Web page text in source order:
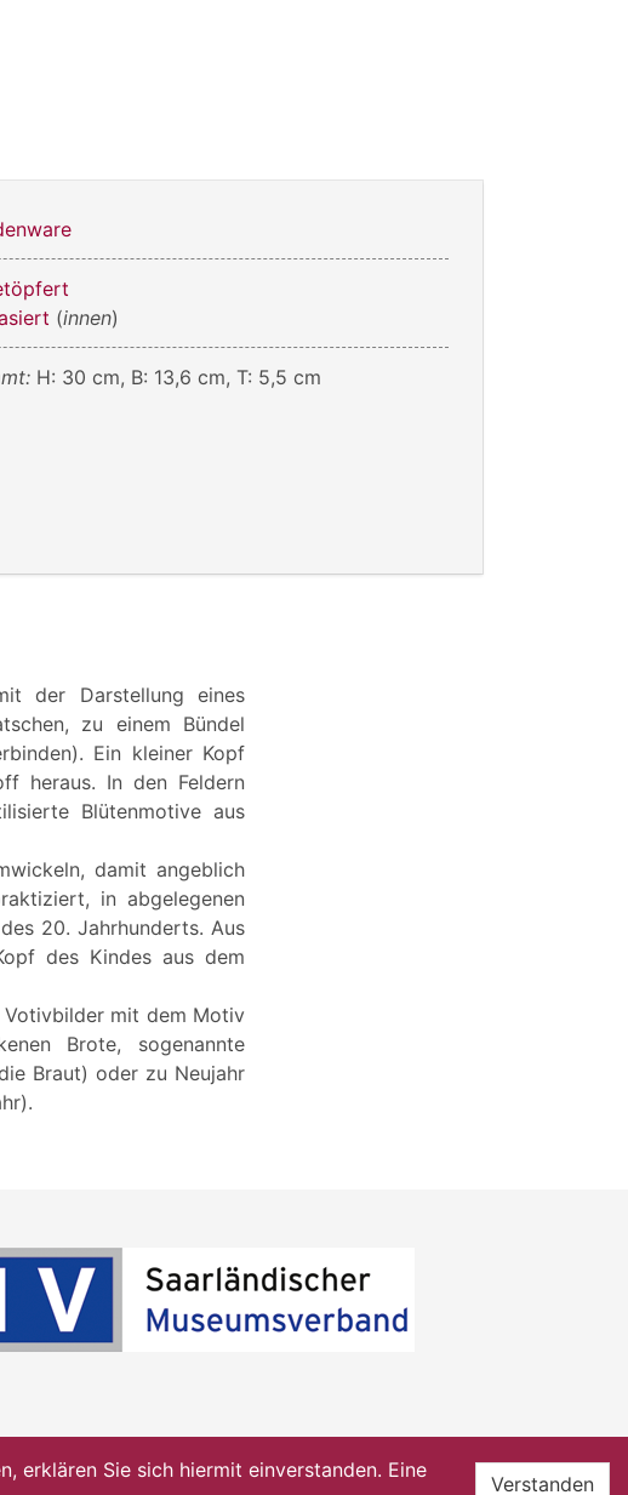
(innen)
H: 30 cm, B: 13,6 cm, T: 5,5 cm
der Darstellung eines
zu einem Bündel
Ein kleiner Kopf
heraus. In den Feldern
Blütenmotive aus
damit angeblich
in abgelegenen
20. Jahrhunderts. Aus
des Kindes aus dem
Votivbilder mit dem Motiv
Brote, sogenannte
Braut) oder zu Neujahr
erklären Sie sich hiermit einverstanden. Eine
Verstanden